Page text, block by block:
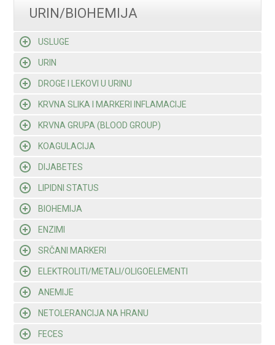
URIN/BIOHEMIJA
USLUGE
URIN
DROGE I LEKOVI U URINU
KRVNA SLIKA I MARKERI INFLAMACIJE
KRVNA GRUPA (BLOOD GROUP)
KOAGULACIJA
DIJABETES
LIPIDNI STATUS
BIOHEMIJA
ENZIMI
SRČANI MARKERI
ELEKTROLITI/METALI/OLIGOELEMENTI
ANEMIJE
NETOLERANCIJA NA HRANU
FECES